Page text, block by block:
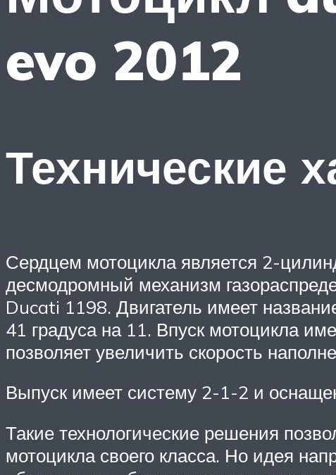
evo 2012
Технические
Сердцем мотоцикла является 2-
десмодромный механизм
Ducati 1198. Двигатель имеет
41 градуса на 11. Впуск мотоцикла
позволяет увеличить скорость
Выпуск имеет систему 2-1-2 и
Такие технологические решения
мотоцикла своего класса. Но идея